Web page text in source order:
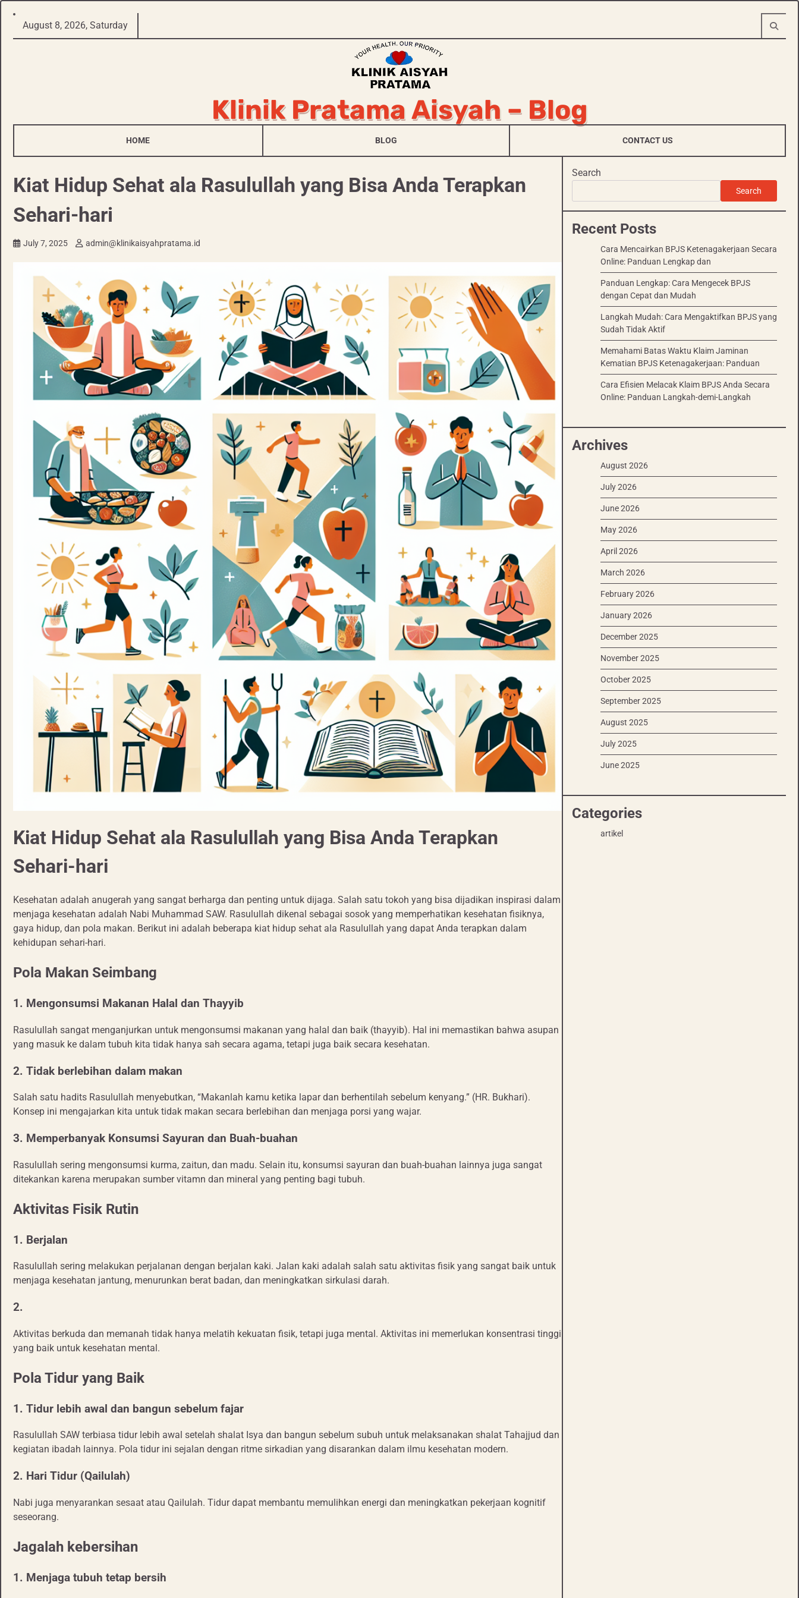
Skip
August 8, 2026, Saturday
Klinik Pratama Aisyah – Blog
HOME BLOG CONTACT US
Kiat Hidup Sehat ala Rasulullah yang Bisa Anda Terapkan
Sehari-hari
July 7, 2025 admin@klinikaisyahpratama.id
Kiat Hidup Sehat ala Rasulullah yang Bisa Anda Terapkan
Sehari-hari
Kesehatan adalah anugerah yang sangat berharga dan penting untuk dijaga. Salah satu tokoh yang bisa dijadikan inspirasi dalam
menjaga kesehatan adalah Nabi Muhammad SAW. Rasulullah dikenal sebagai sosok yang memperhatikan kesehatan fisiknya,
gaya hidup, dan pola makan. Berikut ini adalah beberapa kiat hidup sehat ala Rasulullah yang dapat Anda terapkan dalam
kehidupan sehari-hari.
Pola Makan Seimbang
1. Mengonsumsi Makanan Halal dan Thayyib
Rasulullah sangat menganjurkan untuk mengonsumsi makanan yang halal dan baik (thayyib). Hal ini memastikan bahwa asupan
yang masuk ke dalam tubuh kita tidak hanya sah secara agama, tetapi juga baik secara kesehatan.
2. Tidak berlebihan dalam makan
Salah satu hadits Rasulullah menyebutkan, “Makanlah kamu ketika lapar dan berhentilah sebelum kenyang.” (HR. Bukhari).
Konsep ini mengajarkan kita untuk tidak makan secara berlebihan dan menjaga porsi yang wajar.
3. Memperbanyak Konsumsi Sayuran dan Buah-buahan
Rasulullah sering mengonsumsi kurma, zaitun, dan madu. Selain itu, konsumsi sayuran dan buah-buahan lainnya juga sangat
ditekankan karena merupakan sumber vitamn dan mineral yang penting bagi tubuh.
Aktivitas Fisik Rutin
1. Berjalan
Rasulullah sering melakukan perjalanan dengan berjalan kaki. Jalan kaki adalah salah satu aktivitas fisik yang sangat baik untuk
menjaga kesehatan jantung, menurunkan berat badan, dan meningkatkan sirkulasi darah.
2.
Aktivitas berkuda dan memanah tidak hanya melatih kekuatan fisik, tetapi juga mental. Aktivitas ini memerlukan konsentrasi tinggi
yang baik untuk kesehatan mental.
Pola Tidur yang Baik
1. Tidur lebih awal dan bangun sebelum fajar
Rasulullah SAW terbiasa tidur lebih awal setelah shalat Isya dan bangun sebelum subuh untuk melaksanakan shalat Tahajjud dan
kegiatan ibadah lainnya. Pola tidur ini sejalan dengan ritme sirkadian yang disarankan dalam ilmu kesehatan modern.
2. Hari Tidur (Qailulah)
Nabi juga menyarankan sesaat atau Qailulah. Tidur dapat membantu memulihkan energi dan meningkatkan pekerjaan kognitif
seseorang.
Jagalah kebersihan
1. Menjaga tubuh tetap bersih
Search
Search
Recent Posts
Cara Mencairkan BPJS Ketenagakerjaan Secara
Online: Panduan Lengkap dan
Panduan Lengkap: Cara Mengecek BPJS
dengan Cepat dan Mudah
Langkah Mudah: Cara Mengaktifkan BPJS yang
Sudah Tidak Aktif
Memahami Batas Waktu Klaim Jaminan
Kematian BPJS Ketenagakerjaan: Panduan
Cara Efisien Melacak Klaim BPJS Anda Secara
Online: Panduan Langkah-demi-Langkah
Archives
August 2026
July 2026
June 2026
May 2026
April 2026
March 2026
February 2026
January 2026
December 2025
November 2025
October 2025
September 2025
August 2025
July 2025
June 2025
Categories
artikel